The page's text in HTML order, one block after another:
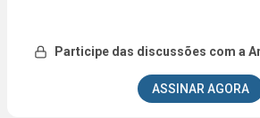
Participe das discussões com a
ASSINAR AGORA